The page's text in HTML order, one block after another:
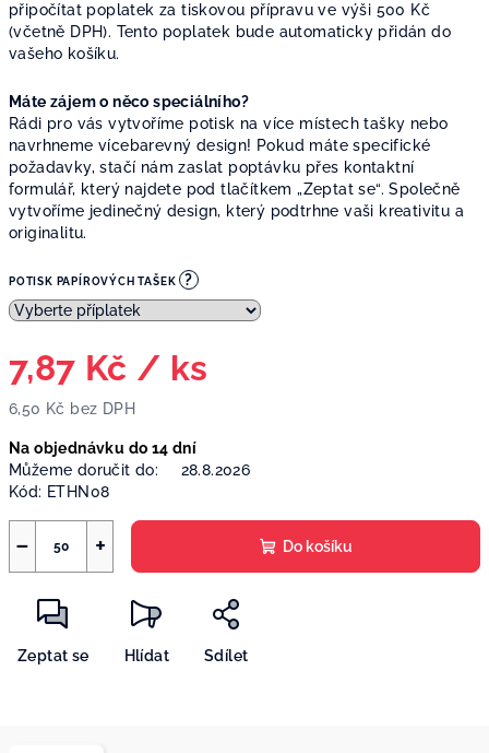
připočítat poplatek za tiskovou přípravu ve výši 500 Kč
(včetně DPH). Tento poplatek bude automaticky přidán do
vašeho košíku.
Máte zájem o něco speciálního?
Rádi pro vás vytvoříme potisk na více místech tašky nebo
navrhneme vícebarevný design! Pokud máte specifické
požadavky, stačí nám zaslat poptávku přes kontaktní
formulář, který najdete pod tlačítkem „Zeptat se“. Společně
vytvoříme jedinečný design, který podtrhne vaši kreativitu a
originalitu.
POTISK PAPÍROVÝCH TAŠEK ?
7,87 Kč / ks
6,50 Kč bez DPH
cena:
Na objednávku do 14 dní
Můžeme doručit do:
28.8.2026
Kód: ETHN08
+
− Do košíku
Zeptat se Hlídat Sdílet